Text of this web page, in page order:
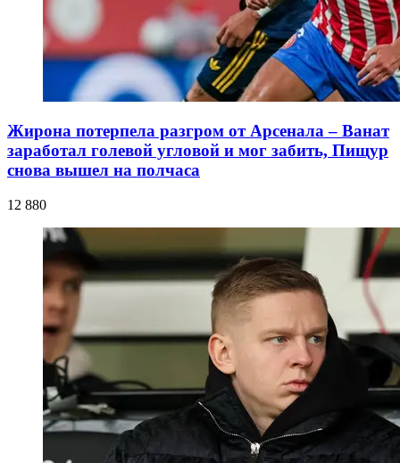
Жирона потерпела разгром от Арсенала – Ванат
заработал голевой угловой и мог забить, Пищур
снова вышел на полчаса
12 880